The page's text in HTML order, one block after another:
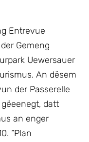
Entrevue
Gemeng
Uewersauer
An dësem
der Passerelle
datt
an enger
“Plan